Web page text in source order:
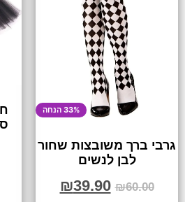
33% הנחה
גרבי ברך משובצות שחור
לבן לנשים
₪60.00
₪39.90